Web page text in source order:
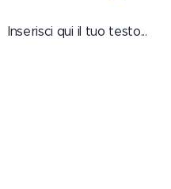
Inserisci qui il tuo testo...